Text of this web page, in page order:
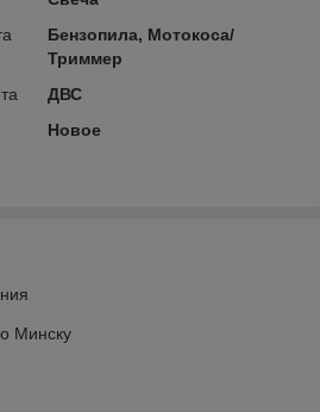
Бензопила, Мотокоса/
Триммер
ДВС
Новое
Минску